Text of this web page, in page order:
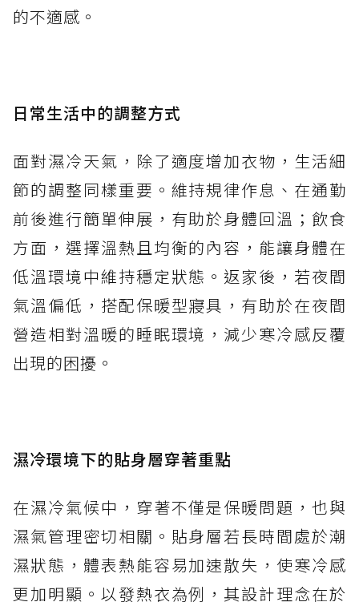
的不適感。
日常生活中的調整方式
面對濕冷天氣，除了適度增加衣物，生活細
節的調整同樣重要。維持規律作息、在通勤
前後進行簡單伸展，有助於身體回溫；飲食
方面，選擇溫熱且均衡的內容，能讓身體在
低溫環境中維持穩定狀態。返家後，若夜間
氣溫偏低，搭配保暖型寢具，有助於在夜間
營造相對溫暖的睡眠環境，減少寒冷感反覆
出現的困擾。
濕冷環境下的貼身層穿著重點
在濕冷氣候中，穿著不僅是保暖問題，也與
濕氣管理密切相關。貼身層若長時間處於潮
濕狀態，體表熱能容易加速散失，使寒冷感
更加明顯。以發熱衣為例，其設計理念在於